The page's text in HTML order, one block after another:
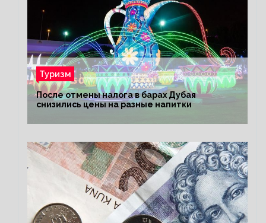
Туризм
После отмены налога в барах Дубая
снизились цены на разные напитки